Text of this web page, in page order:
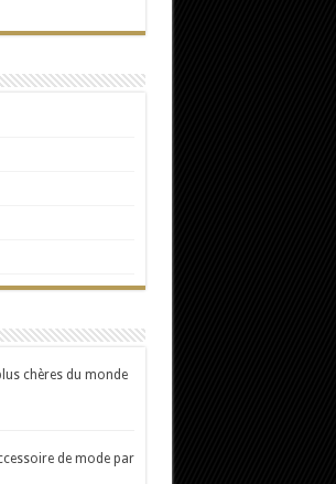
chères du monde
de mode par